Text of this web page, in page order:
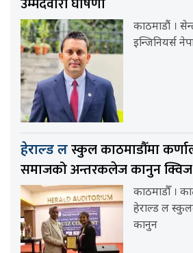
काठमाडौं ।
इन्जिनियर्स
हेराल्ड लस्कुल काठमाडौँमा
समाजको अन्तरकलेज कानुन क्विज
काठमाडौँ ।
हेराल्ड ल
कानुन